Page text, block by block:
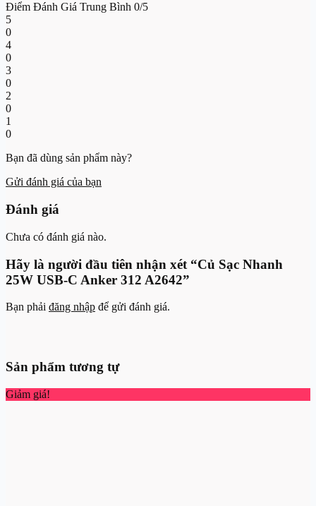
Điểm Đánh Giá Trung Bình 0/5
5
0
4
0
3
0
2
0
1
0
Bạn đã dùng sản phẩm này?
Gửi đánh giá của bạn
Đánh giá
Chưa có đánh giá nào.
Hãy là người đầu tiên nhận xét “Củ Sạc Nhanh
25W USB-C Anker 312 A2642”
Bạn phải đăng nhập để gửi đánh giá.
Sản phẩm tương tự
Giảm giá!